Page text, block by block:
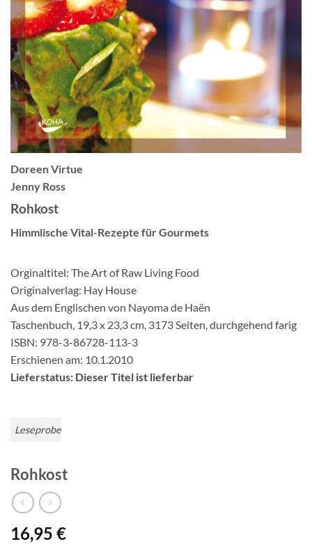
Doreen Virtue
Jenny Ross
Rohkost
Himmlische Vital-Rezepte für Gourmets
Orginaltitel: The Art of Raw Living Food
Originalverlag: Hay House
Aus dem Englischen von Nayoma de Haën
Taschenbuch, 19,3 x 23,3 cm, 3173 Seiten, durchgehend farig
ISBN: 978-3-86728-113-3
Erschienen am: 10.1.2010
Lieferstatus: Dieser Titel ist lieferbar
Leseprobe
Rohkost
16,95 €